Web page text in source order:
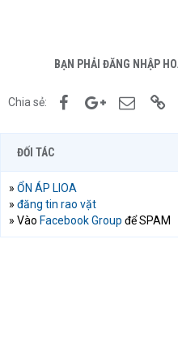
BẠN PHẢI ĐĂNG NHẬP
Chia sẻ: FacebookGoogle+Email
ĐỐI TÁC
» ỔN ÁP LIOA
» đăng tin rao vặt
» Vào Facebook Group để SPAM